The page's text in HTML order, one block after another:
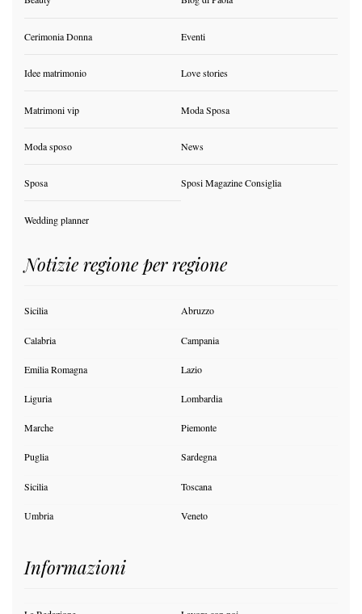
Cerimonia Donna Eventi
Idee matrimonio Love stories
Matrimoni vip Moda Sposa
Moda sposo News
Sposa Sposi Magazine Consiglia
Wedding planner
Notizie regione per regione
Sicilia Abruzzo
Calabria Campania
Emilia Romagna Lazio
Liguria Lombardia
Marche Piemonte
Puglia Sardegna
Sicilia Toscana
Umbria Veneto
Informazioni